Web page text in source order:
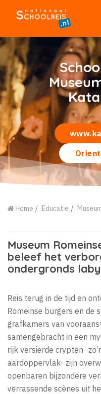
Home Educatie
Museum
beleef het
ondergronds
Reis terug in de tijd en
Romeinse burgers en de
grafkamers van
samengebracht in een
rijk versierde crypten -
aardoppervlak- zijn
openbaren bijzondere
verrassende scènes uit